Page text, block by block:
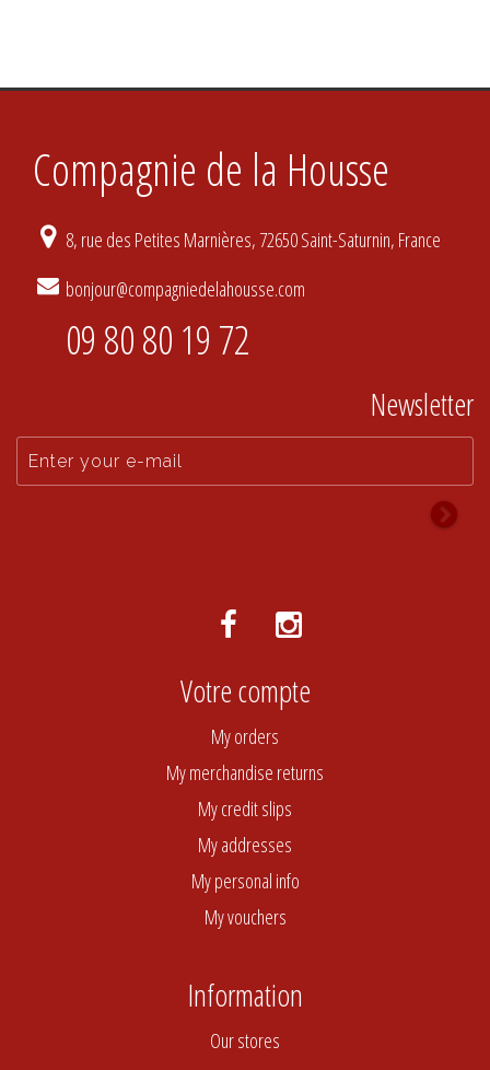
Compagnie de la Housse
8, rue des Petites Marnières, 72650 Saint-Saturnin, France
bonjour@compagniedelahousse.com
09 80 80 19 72
Newsletter
Votre compte
My orders
My merchandise returns
My credit slips
My addresses
My personal info
My vouchers
Information
Our stores